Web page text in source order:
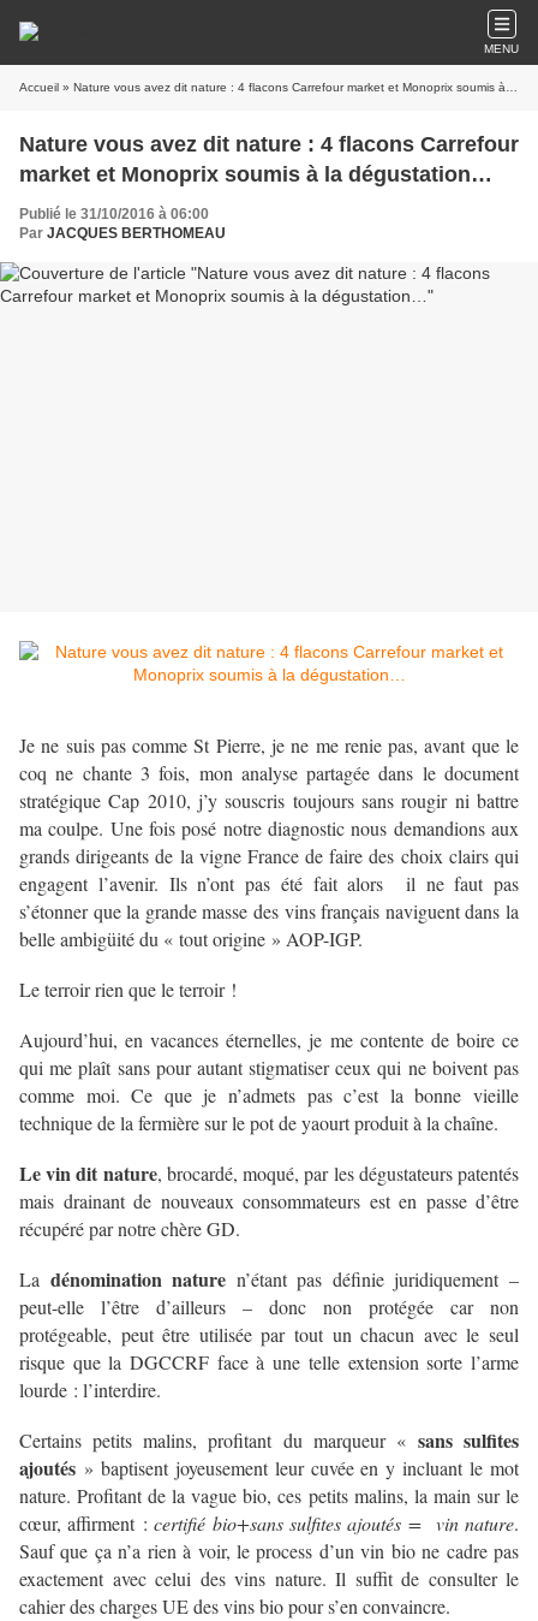
MENU
Accueil » Nature vous avez dit nature : 4 flacons Carrefour market et Monoprix soumis à la dégustation…
Nature vous avez dit nature : 4 flacons Carrefour
market et Monoprix soumis à la dégustation…
Publié le 31/10/2016 à 06:00
Par JACQUES BERTHOMEAU
Je ne suis pas comme St Pierre, je ne me renie pas, avant que le
coq ne chante 3 fois, mon analyse partagée dans le document
stratégique Cap 2010, j’y souscris toujours sans rougir ni battre
ma coulpe. Une fois posé notre diagnostic nous demandions aux
grands dirigeants de la vigne France de faire des choix clairs qui
engagent l’avenir. Ils n’ont pas été fait alors il ne faut pas
s’étonner que la grande masse des vins français naviguent dans la
belle ambigüité du « tout origine » AOP-IGP.
Le terroir rien que le terroir !
Aujourd’hui, en vacances éternelles, je me contente de boire ce
qui me plaît sans pour autant stigmatiser ceux qui ne boivent pas
comme moi. Ce que je n’admets pas c’est la bonne vieille
technique de la fermière sur le pot de yaourt produit à la chaîne.
Le vin dit nature, brocardé, moqué, par les dégustateurs patentés
mais drainant de nouveaux consommateurs est en passe d’être
récupéré par notre chère GD.
La dénomination nature n’étant pas définie juridiquement –
peut-elle l’être d’ailleurs – donc non protégée car non
protégeable, peut être utilisée par tout un chacun avec le seul
risque que la DGCCRF face à une telle extension sorte l’arme
lourde : l’interdire.
Certains petits malins, profitant du marqueur « sans sulfites
ajoutés » baptisent joyeusement leur cuvée en y incluant le mot
nature. Profitant de la vague bio, ces petits malins, la main sur le
cœur, affirment :certifié bio+sans sulfites ajoutés = vin nature.
Sauf que ça n’a rien à voir, le process d’un vin bio ne cadre pas
exactement avec celui des vins nature. Il suffit de consulter le
cahier des charges UE des vins bio pour s’en convaincre.